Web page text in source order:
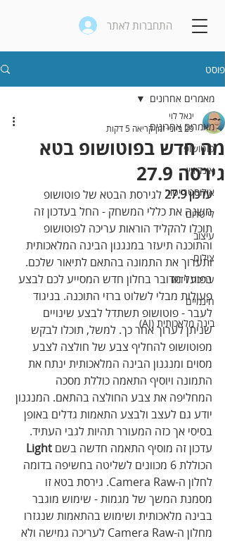
התחברות לאתר
פוסט
מאמרים אחרונים
פוטושופ
אינדיזיין
אילוסטרייטור
לייטרום
עיצוב
צילום
עריכת וידאו
חינמיים
בינה מלאכותית (AI)
מאמרים אחרונים
מה חדש בפוטושופ בטא
גירסה 27.9
יגאל לוי
29 ביוני
זמן קריאה 5 דקות
עדכון 27‪.‬9
לגירסת הבטא של פוטושופ
משנה את כללי המשחק - החל בעדכון זה
תוכלו להקליד הוראות עריכה לפוטושופ
והתוכנה תיעזר במנגנון הבינה המלאכותית
ותערוך את התמונה בהתאם לתיאור שלכם.
בפועל מדובר בחלון חדש המסייע לכם לבצע
פעולות מבלי לשלוט ברזי התוכנה. בניגוד
לעבר ‪-‬ פוטושופ תשתדל לבצע שינויים
שניתן לערוך אחר כך. למשל, תוכלו לבקש
מפוטושופ להחליף צבע של חולצה לצבע
מסוים ומנגנון הבינה המלאכותית ינתח את
התמונה ויוסיף התאמה כוללת מסכה
המחליפה את צבע החולצה בהתאם. המנגנון
יודע גם לעצב ולבצע התאמות גדלים באופן
בסיסי אך כזה המעורר תהיות לגבי העתיד.
עדכון זה מוסיף התאמה חדשה בשם Light
הכוללת 6 מכוונים לשליטה בחשיפה בדומה
לחלון ה-Camera Raw. גירסת בטא זו
מסמנת המשך של מגמות - שימוש מוגבר
בבינה מלאכותית ושימוש בהתאמות שנגזרו
מחלון ה-Camera Raw לעריכה גמישה ולא